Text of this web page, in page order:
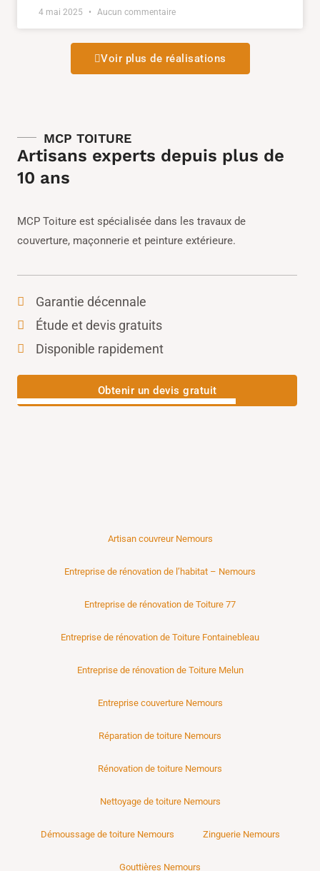
4 mai 2025 Aucun commentaire
Voir plus de réalisations
MCP TOITURE
Artisans experts depuis plus de
10 ans
MCP Toiture est spécialisée dans les travaux de
couverture, maçonnerie et peinture extérieure.
Garantie décennale
Étude et devis gratuits
Disponible rapidement
Obtenir un devis gratuit
Artisan couvreur Nemours
Entreprise de rénovation de l’habitat – Nemours
Entreprise de rénovation de Toiture 77
Entreprise de rénovation de Toiture Fontainebleau
Entreprise de rénovation de Toiture Melun
Entreprise couverture Nemours
Réparation de toiture Nemours
Rénovation de toiture Nemours
Nettoyage de toiture Nemours
Démoussage de toiture Nemours Zinguerie Nemours
Gouttières Nemours